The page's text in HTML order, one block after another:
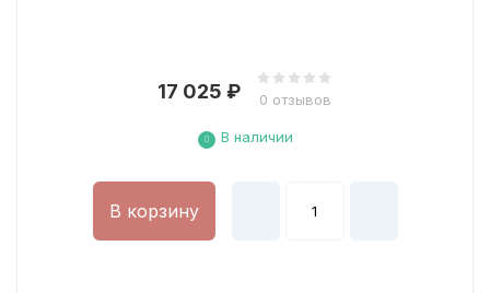
17 025 ₽ 0 отзывов
В наличии
В корзину